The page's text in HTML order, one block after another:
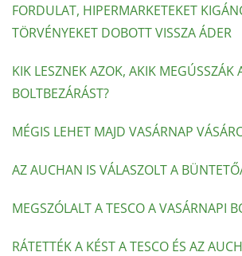
FORDULAT, HIPERMARKETEKET
TÖRVÉNYEKET DOBOTT VISSZA ÁDER
KIK LESZNEK AZOK, AKIK MEGÚSSZÁK
BOLTBEZÁRÁST?
MÉGIS LEHET MAJD VASÁRNAP
AZ AUCHAN IS VÁLASZOLT A
MEGSZÓLALT A TESCO A VASÁRNAPI
RÁTETTÉK A KÉST A TESCO ÉS AZ